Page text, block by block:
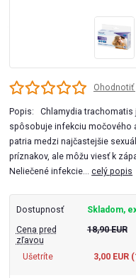
Ohodnotiť
Popis: Chlamydia trachomatis
spôsobuje infekciu močového
patria medzi najčastejšie
príznakov, ale môžu viesť k
Neliečené infekcie...celý popis
Dostupnosť Skladom,
Cena pred
zľavou
18,90 EUR
Ušetríte 3,00 EUR (